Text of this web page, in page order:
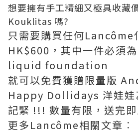
想要擁有手工精細又極具收藏
Kouklitas 嗎?
只需要購買任何Lancôme
HK$600，其中一件必須
liquid foundation
就可以免費獲贈限量版
Happy Dollidays 洋娃娃
記緊 !!! 數量有限，送完
更多Lancôme相關文章︰